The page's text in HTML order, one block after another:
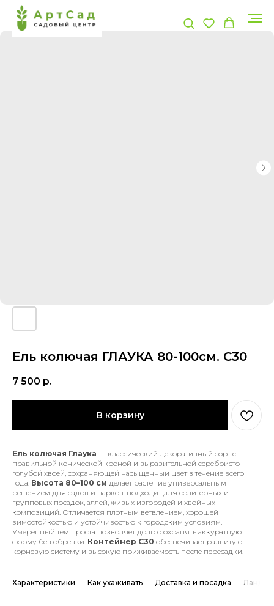
Ель колючая ГЛАУКА 80-100см. С30
7 500 р.
В корзину
Ель колючая Глаука — классический декоративный сорт с
правильной конической кроной и выразительной серебристо-
голубой хвоей, сохраняющей насыщенный цвет в течение всего
года. Высота 80–100 см делает растение универсальным
решением для садов и парков: подходит для солитерных и
групповых посадок, аллей, живых изгородей и хвойных
композиций. Отличается плотным ветвлением, хорошей
зимостойкостью и устойчивостью к городским условиям.
Умеренный темп роста позволяет долго сохранять аккуратную
форму без обрезки. Контейнер C30 обеспечивает развитую
корневую систему и высокую приживаемость после пересадки.
Характеристики Как ухаживать Доставка и посадка